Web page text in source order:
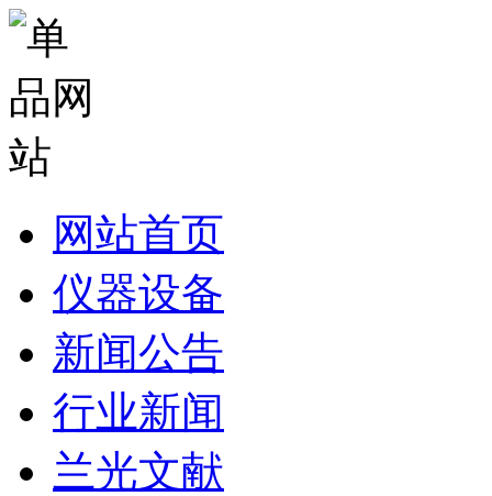
网站首页
仪器设备
新闻公告
行业新闻
兰光文献